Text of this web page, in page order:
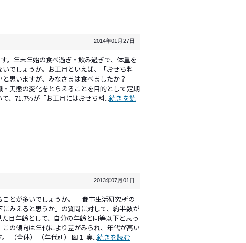
2014年01月27日
。年末年始の食べ過ぎ・飲み過ぎで、体重を
でしょうか。お正月といえば、「おせち料
思いますが、みなさまは食べましたか？
実態の変化をとらえることを目的として定期
、71.7％が「お正月にはおせち料...続きを読
2013年07月01日
とが多いでしょうか。 都市生活研究所の
みえると思うか」の質問に対して、約半数が
目年齢として、自分の年齢と同等以下と思っ
の傾向は年代により差がみられ、年代が高い
（全体） （年代別） 図１ 実...続きを読む